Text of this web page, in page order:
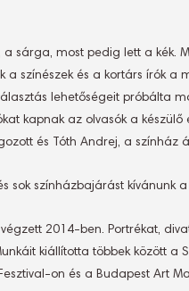
sárga, most pedig lett a kék.
színészek és a kortárs írók a
lehetőségeit próbálta
kapnak az olvasók a
és Tóth Andrej, a színház
sok színházbajárást kívánunk a
2014-ben. Portrékat,
kiállította többek között
on és a Budapest Art